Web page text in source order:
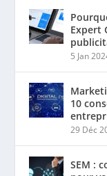
Expert
5 Jan
10
29 Déc
SEM :